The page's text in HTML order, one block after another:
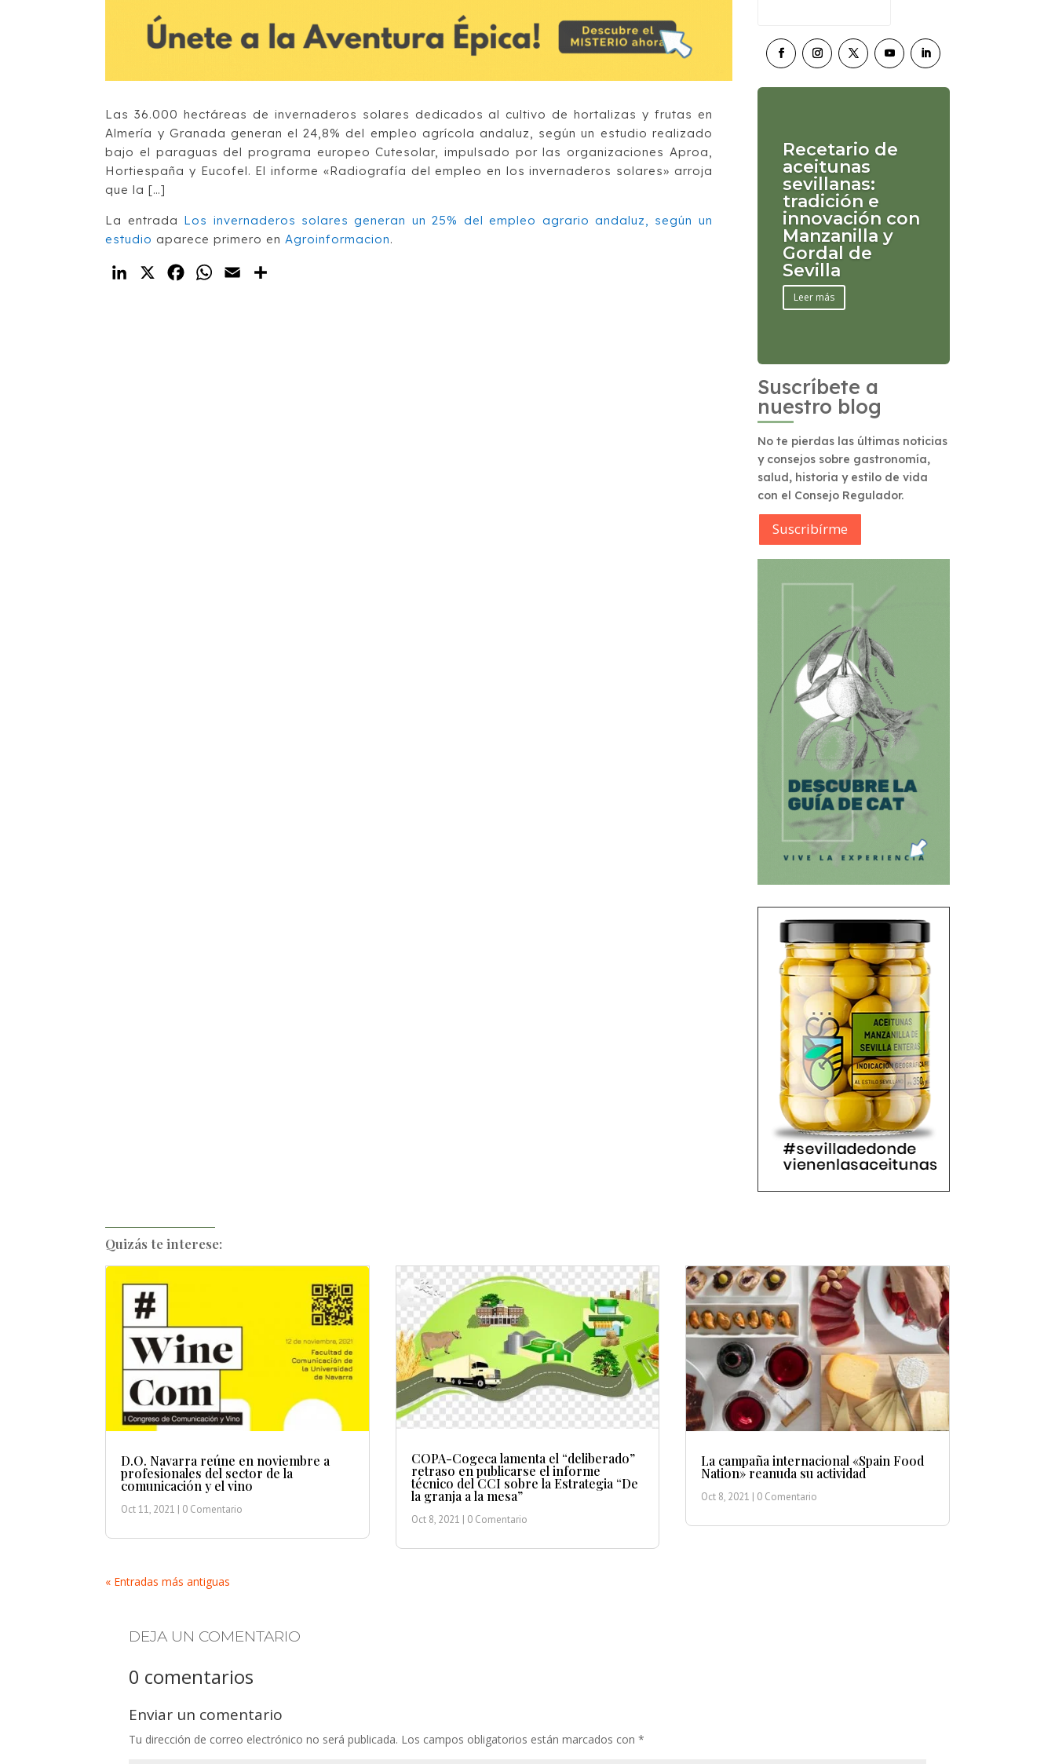
Las 36.000 hectáreas de invernaderos solares dedicados al cultivo de hortalizas y frutas en
Almería y Granada generan el 24,8% del empleo agrícola andaluz, según un estudio realizado
bajo el paraguas del programa europeo Cutesolar, impulsado por las organizaciones Aproa,
Hortiespaña y Eucofel. El informe «Radiografía del empleo en los invernaderos solares» arroja
que la […]
La entrada Los invernaderos solares generan un 25% del empleo agrario andaluz, según un
estudio aparece primero en Agroinformacion.
LinkedIn
X FacebookWhatsApp
Email
Recetario de
aceitunas
sevillanas:
tradición e
innovación con
Manzanilla y
Gordal de
Sevilla
Leer más
Suscríbete a
nuestro blog
No te pierdas las últimas noticias
y consejos sobre gastronomía,
salud, historia y estilo de vida
con el Consejo Regulador.
Suscribírme
Quizás te interese:
D.O. Navarra reúne en noviembre a
profesionales del sector de la
comunicación y el vino
Oct 11, 2021 | 0 Comentario
COPA-Cogeca lamenta el “deliberado”
retraso en publicarse el informe
técnico del CCI sobre la Estrategia “De
la granja a la mesa”
Oct 8, 2021 | 0 Comentario
La campaña internacional «Spain Food
Nation» reanuda su actividad
Oct 8, 2021 | 0 Comentario
« Entradas más antiguas
DEJA UN COMENTARIO
0 comentarios
Enviar un comentario
Tu dirección de correo electrónico no será publicada. Los campos obligatorios están marcados con*